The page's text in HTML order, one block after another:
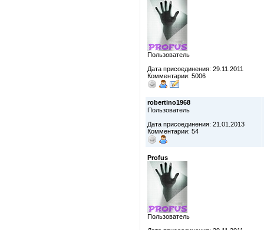
Пользователь
Дата присоединения: 29.11.2011
Комментарии: 5006
robertino1968
Пользователь
Дата присоединения: 21.01.2013
Комментарии: 54
Profus
Пользователь